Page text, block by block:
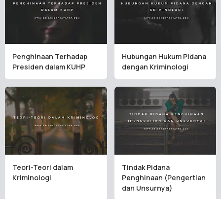
Penghinaan Terhadap
Presiden dalam KUHP
Hubungan Hukum Pidana
dengan Kriminologi
Teori-Teori dalam
Kriminologi
Tindak Pidana
Penghinaan (Pengertian
dan Unsurnya)